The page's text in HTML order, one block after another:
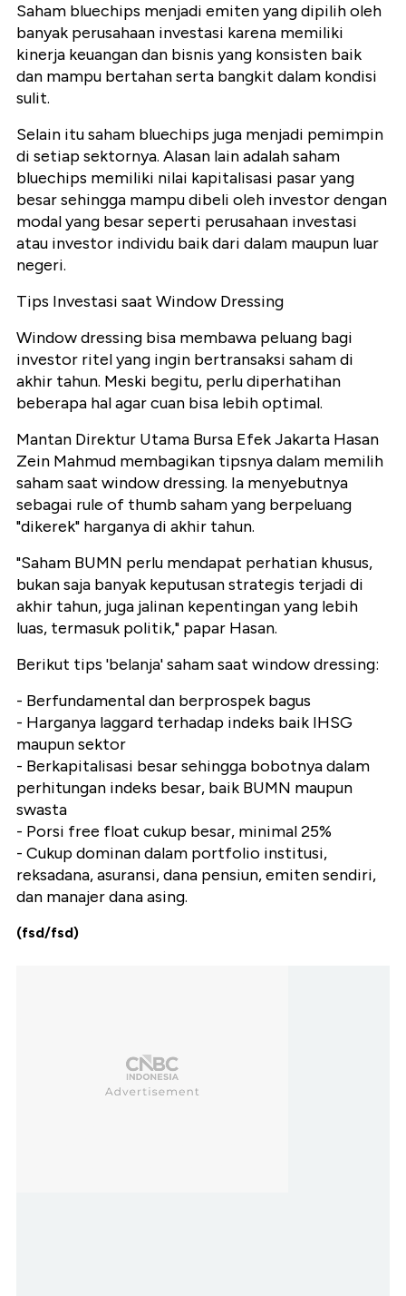
Saham bluechips menjadi emiten yang dipilih oleh
banyak perusahaan investasi karena memiliki
kinerja keuangan dan bisnis yang konsisten baik
dan mampu bertahan serta bangkit dalam kondisi
sulit.
Selain itu saham bluechips juga menjadi pemimpin
di setiap sektornya. Alasan lain adalah saham
bluechips memiliki nilai kapitalisasi pasar yang
besar sehingga mampu dibeli oleh investor dengan
modal yang besar seperti perusahaan investasi
atau investor individu baik dari dalam maupun luar
negeri.
Tips Investasi saat Window Dressing
Window dressing bisa membawa peluang bagi
investor ritel yang ingin bertransaksi saham di
akhir tahun. Meski begitu, perlu diperhatihan
beberapa hal agar cuan bisa lebih optimal.
Mantan Direktur Utama Bursa Efek Jakarta Hasan
Zein Mahmud membagikan tipsnya dalam memilih
saham saat window dressing. Ia menyebutnya
sebagai rule of thumb saham yang berpeluang
"dikerek" harganya di akhir tahun.
"Saham BUMN perlu mendapat perhatian khusus,
bukan saja banyak keputusan strategis terjadi di
akhir tahun, juga jalinan kepentingan yang lebih
luas, termasuk politik," papar Hasan.
Berikut tips 'belanja' saham saat window dressing:
- Berfundamental dan berprospek bagus
- Harganya laggard terhadap indeks baik IHSG
maupun sektor
- Berkapitalisasi besar sehingga bobotnya dalam
perhitungan indeks besar, baik BUMN maupun
swasta
- Porsi free float cukup besar, minimal 25%
- Cukup dominan dalam portfolio institusi,
reksadana, asuransi, dana pensiun, emiten sendiri,
dan manajer dana asing.
(fsd/fsd)